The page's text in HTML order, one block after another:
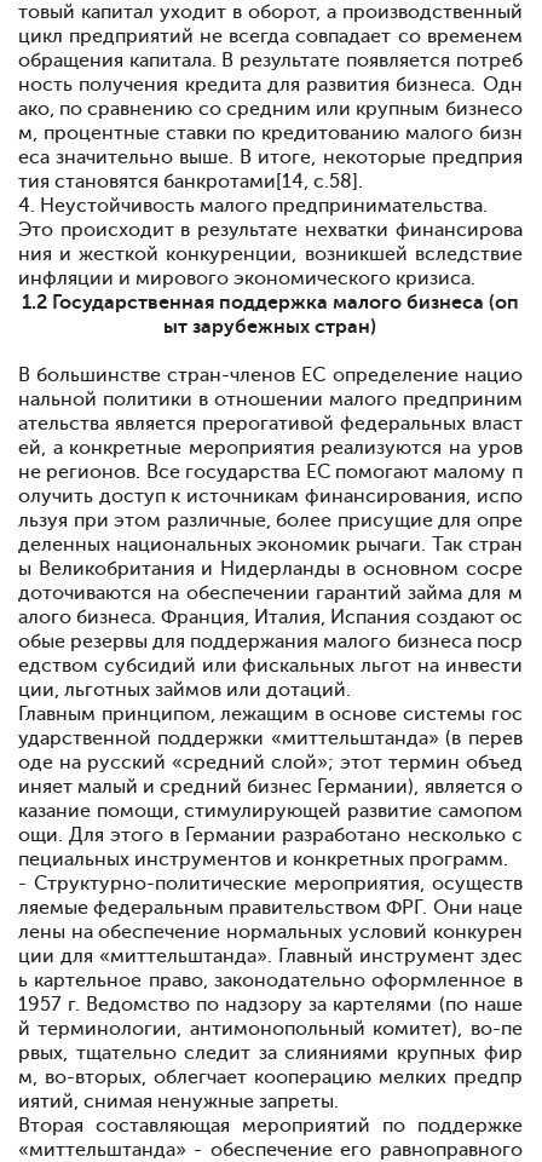
товый капитал уходит в оборот, а производственный
цикл предприятий не всегда совпадает со временем
обращения капитала. В результате появляется потреб
ность получения кредита для развития бизнеса. Одн
ако, по сравнению со средним или крупным бизнесо
м, процентные ставки по кредитованию малого бизн
еса значительно выше. В итоге, некоторые предприя
тия становятся банкротами[14, с.58].
4. Неустойчивость малого предпринимательства.
Это происходит в результате нехватки финансирова
ния и жесткой конкуренции, возникшей вследствие
инфляции и мирового экономического кризиса.
1.2 Государственная поддержка малого бизнеса (оп
ыт зарубежных стран)
В большинстве стран-членов ЕС определение нацио
нальной политики в отношении малого предприним
ательства является прерогативой федеральных власт
ей, а конкретные мероприятия реализуются на уров
не регионов. Все государства ЕС помогают малому п
олучить доступ к источникам финансирования, испо
льзуя при этом различные, более присущие для опре
деленных национальных экономик рычаги. Так стран
ы Великобритания и Нидерланды в основном сосре
доточиваются на обеспечении гарантий займа для м
алого бизнеса. Франция, Италия, Испания создают ос
обые резервы для поддержания малого бизнеса поср
едством субсидий или фискальных льгот на инвести
ции, льготных займов или дотаций.
Главным принципом, лежащим в основе системы гос
ударственной поддержки «миттельштанда» (в перев
оде на русский «средний слой»; этот термин объед
иняет малый и средний бизнес Германии), является о
казание помощи, стимулирующей развитие самопом
ощи. Для этого в Германии разработано несколько с
пециальных инструментов и конкретных программ.
- Структурно-политические мероприятия, осуществ
ляемые федеральным правительством ФРГ. Они наце
лены на обеспечение нормальных условий конкурен
ции для «миттельштанда». Главный инструмент здес
ь картельное право, законодательно оформленное в
1957 г. Ведомство по надзору за картелями (по наше
й терминологии, антимонопольный комитет), во-пе
рвых, тщательно следит за слияниями крупных фир
м, во-вторых, облегчает кооперацию мелких предпр
иятий, снимая ненужные запреты.
Вторая составляющая мероприятий по поддержке
«миттельштанда» - обеспечение его равноправного